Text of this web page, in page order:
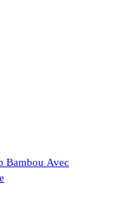
Bambou Avec